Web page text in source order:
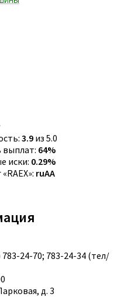
3.9 из 5.0
выплат: 64%
иски: 0.29%
ruAA
24-70; 783-24-34 (тел/
д. 3